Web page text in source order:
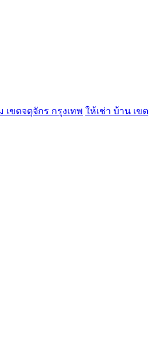
เขตจตุจักร กรุงเทพ ให้เช่า บ้าน เขต